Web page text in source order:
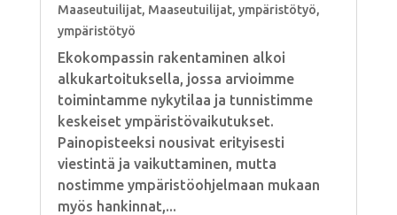
Maaseutuilijat, Maaseutuilijat, ympäristötyö,
ympäristötyö
Ekokompassin rakentaminen alkoi
alkukartoituksella, jossa arvioimme
toimintamme nykytilaa ja tunnistimme
keskeiset ympäristövaikutukset.
Painopisteeksi nousivat erityisesti
viestintä ja vaikuttaminen, mutta
nostimme ympäristöohjelmaan mukaan
myös hankinnat,...